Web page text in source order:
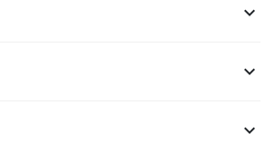


